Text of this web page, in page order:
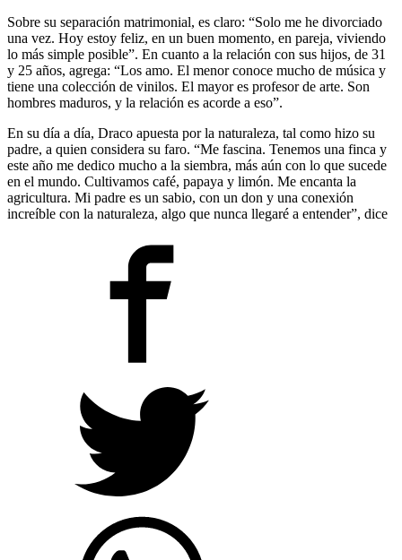
Sobre su separación matrimonial, es claro: “Solo me he divorciado
una vez. Hoy estoy feliz, en un buen momento, en pareja, viviendo
lo más simple posible”. En cuanto a la relación con sus hijos, de 31
y 25 años, agrega: “Los amo. El menor conoce mucho de música y
tiene una colección de vinilos. El mayor es profesor de arte. Son
hombres maduros, y la relación es acorde a eso”.
En su día a día, Draco apuesta por la naturaleza, tal como hizo su
padre, a quien considera su faro. “Me fascina. Tenemos una finca y
este año me dedico mucho a la siembra, más aún con lo que sucede
en el mundo. Cultivamos café, papaya y limón. Me encanta la
agricultura. Mi padre es un sabio, con un don y una conexión
increíble con la naturaleza, algo que nunca llegaré a entender”, dice